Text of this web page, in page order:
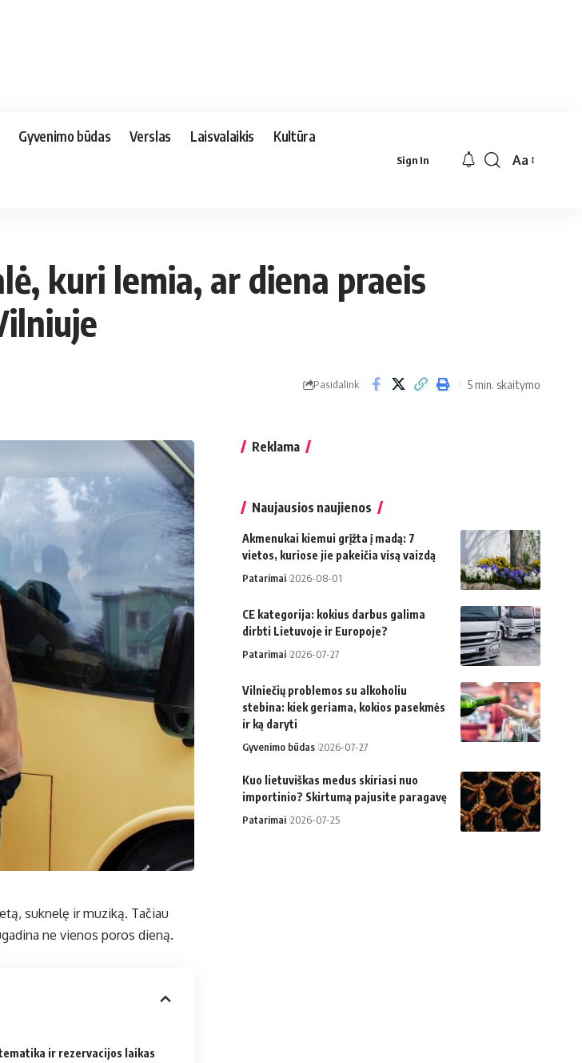
Gyvenimo būdas Verslas Laisvalaikis Kultūra
Sign In
Font
Aa
kuri lemia, ar diena praeis
Pasidalink 5 min. skaitymo
suknelę ir muziką. Tačiau
ne vienos poros dieną.
ir rezervacijos laikas
Reklama
Naujausios naujienos
Akmenukai kiemui grįžta į madą: 7
vietos, kuriose jie pakeičia visą vaizdą
Patarimai 2026-08-01
CE kategorija: kokius darbus galima
dirbti Lietuvoje ir Europoje?
Patarimai 2026-07-27
Vilniečių problemos su alkoholiu
stebina: kiek geriama, kokios pasekmės
ir ką daryti
Gyvenimo būdas 2026-07-27
Kuo lietuviškas medus skiriasi nuo
importinio? Skirtumą pajusite paragavę
Patarimai 2026-07-25